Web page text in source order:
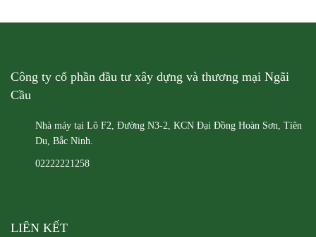
Công ty cổ phần đầu tư xây dựng và thương mại Ngãi
Cầu
Nhà máy tại Lô F2, Đường N3-2, KCN Đại Đồng Hoàn Sơn, Tiên
Du, Bắc Ninh.
02222221258
LIÊN KẾT